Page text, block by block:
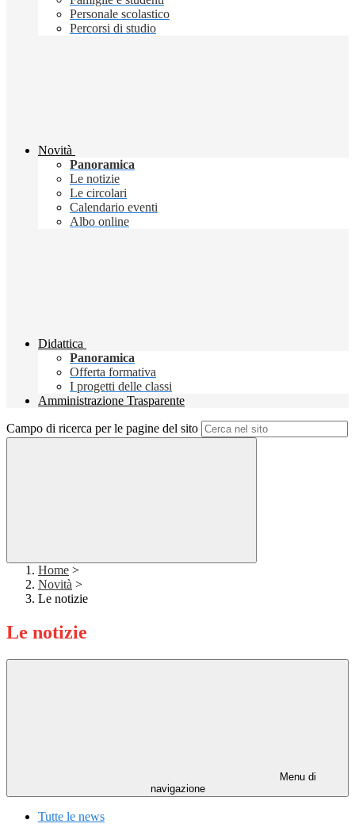
Personale scolastico
Percorsi di studio
Novità
Panoramica
Le notizie
Le circolari
Calendario eventi
Albo online
Didattica
Panoramica
Offerta formativa
I progetti delle classi
Amministrazione Trasparente
Campo di ricerca per le pagine del sito
Home >
Novità >
Le notizie
Le notizie
Menu di
navigazione
Tutte le news